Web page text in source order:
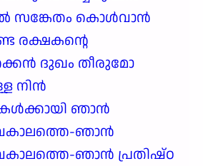
സങ്കേതം കൊൾവാൻ
രക്ഷകന്റെ
ദുഖം തീരുമോ
നിൻ
ഞാൻ
ഞാൻ
ഞാൻ പ്രതിഷ്ഠ